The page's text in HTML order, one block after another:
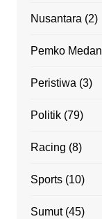
Nusantara (2)
Pemko Medan
Peristiwa (3)
Politik(79)
Racing (8)
Sports(10)
Sumut(45)